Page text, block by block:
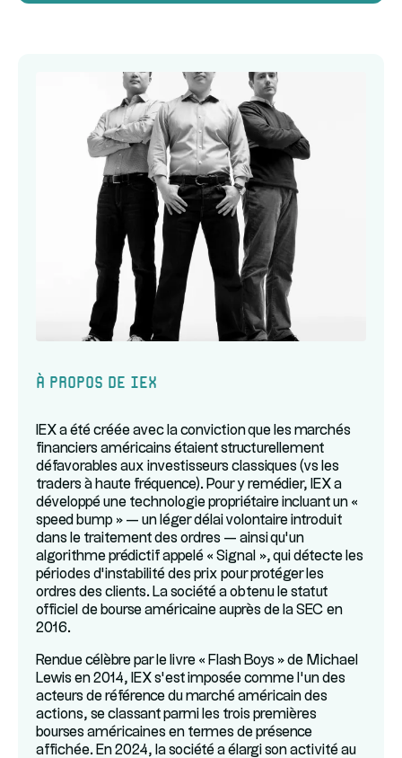
À propos de IEX
IEX a été créée avec la conviction que les marchés
financiers américains étaient structurellement
défavorables aux investisseurs classiques (vs les
traders à haute fréquence). Pour y remédier, IEX a
développé une technologie propriétaire incluant un «
speed bump » — un léger délai volontaire introduit
dans le traitement des ordres — ainsi qu’un
algorithme prédictif appelé « Signal », qui détecte les
périodes d’instabilité des prix pour protéger les
ordres des clients. La société a obtenu le statut
officiel de bourse américaine auprès de la SEC en
2016.
Rendue célèbre par le livre « Flash Boys » de Michael
Lewis en 2014, IEX s’est imposée comme l’un des
acteurs de référence du marché américain des
actions, se classant parmi les trois premières
bourses américaines en termes de présence
affichée. En 2024, la société a élargi son activité au